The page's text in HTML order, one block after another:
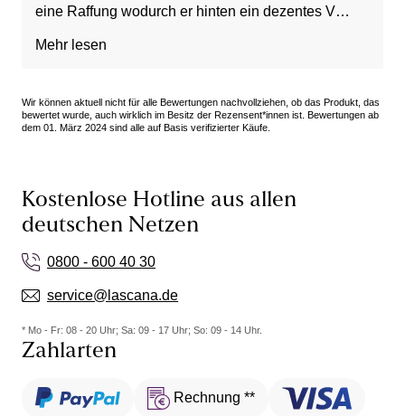
eine Raffung wodurch er hinten ein dezentes V
Mehr lesen
Wir können aktuell nicht für alle Bewertungen nachvollziehen, ob das Produkt, das
bewertet wurde, auch wirklich im Besitz der Rezensent*innen ist. Bewertungen ab
dem 01. März 2024 sind alle auf Basis verifizierter Käufe.
Kostenlose Hotline aus allen
deutschen Netzen
0800 - 600 40 30
service@lascana.de
* Mo - Fr: 08 - 20 Uhr; Sa: 09 - 17 Uhr; So: 09 - 14 Uhr.
Zahlarten
Rechnung **